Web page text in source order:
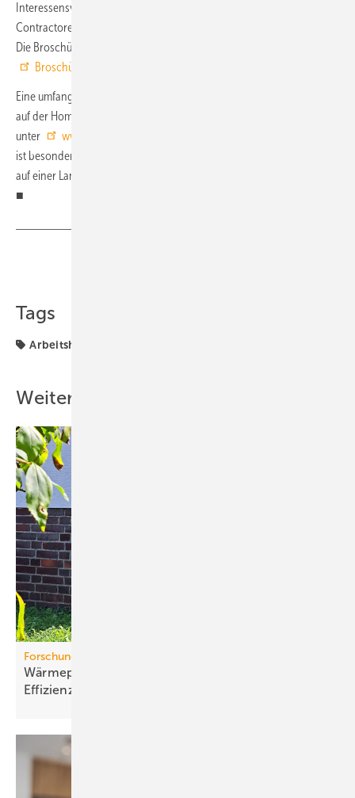
Interessensvertretungen und gibt einen Überblick über Finanzierer,
Contractoren und über Fernwärmeanbieter in Nordrhein-Westfalen.
Die Broschüre steht als
Broschüren.Service der EnergieAgentur.NRW
Eine umfangreiche Online-Version des Marktführers findet sich zudem
auf der Homepage der Kampagne KWK.NRW – Strom trifft Wärme
unter
www.kwk-für-nrw.de/marktfuehrer/
ist besonders praktisch, denn sie bietet die Möglichkeit, Unternehmen
auf einer Landkarte und als Listeneintrag mit Filteroptionen zu finden.
■
Tags
Arbeitshilfe
Weitere Inhalte
Forschungsprojekt
Wärmepumpen im Altbau: Stu­die be­legt
Ef­fi­zi­enz